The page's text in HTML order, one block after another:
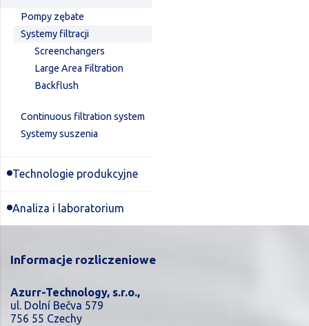
Pompy zębate
Systemy filtracji
Screenchangers
Large Area Filtration
Backflush
Continuous filtration system
Systemy suszenia
Technologie produkcyjne
Analiza i laboratorium
Informacje rozliczeniowe
Azurr-Technology, s.r.o.,
ul. Dolní Bečva 579
756 55 Czechy